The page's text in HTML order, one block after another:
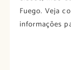
Fuego. Veja
informações